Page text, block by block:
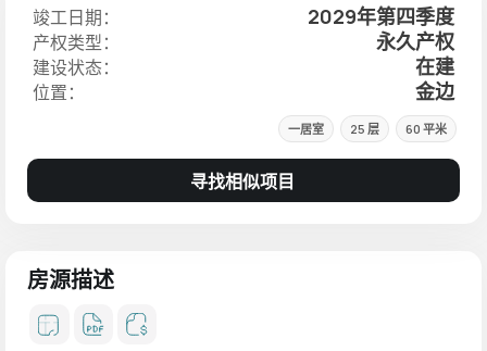
竣工日期： 2029年第四季度
产权类型： 永久产权
建设状态： 在建
位置： 金边
一居室 25 层 60 平米
寻找相似项目
房源描述